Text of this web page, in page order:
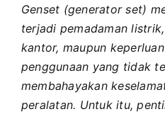
Genset (generator set)
terjadi pemadaman
kantor, maupun
penggunaan yang tidak
membahayakan
peralatan. Untuk itu,